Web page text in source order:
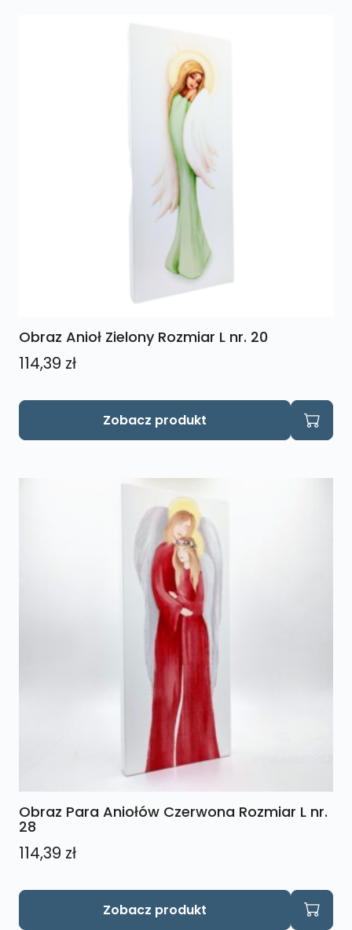
Obraz Anioł Zielony Rozmiar L nr. 20
114,39 zł
Zobacz produkt
Obraz Para Aniołów Czerwona Rozmiar L nr.
28
114,39 zł
Zobacz produkt